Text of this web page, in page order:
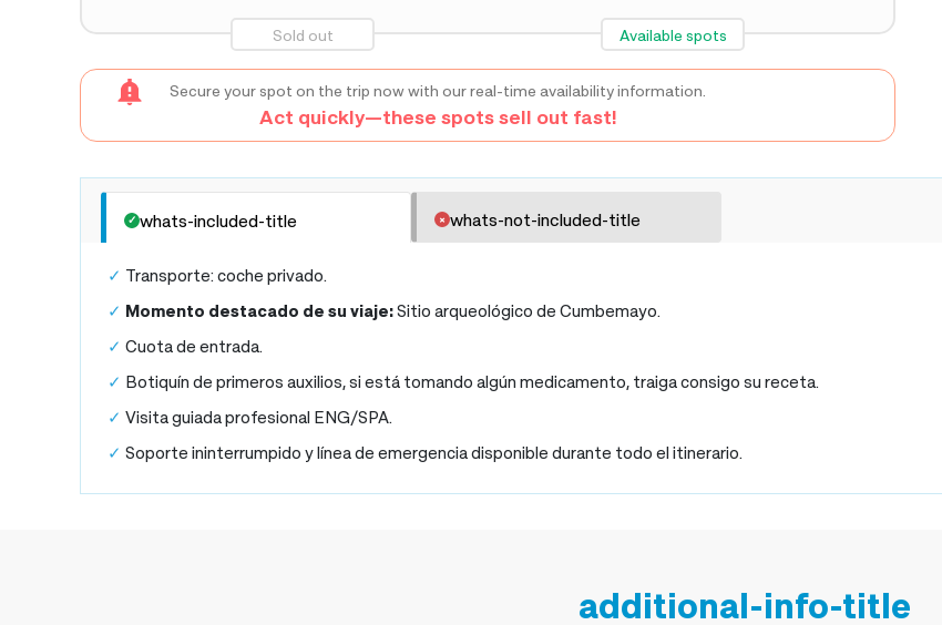
Sold out Available spots
Secure your spot on the trip now with our real-time availability information.
Act quickly—these spots sell out fast!
whats-included-title
whats-included-title whats-not-included-title
Transporte: coche privado.
Momento destacado de su viaje:Sitio arqueológico de Cumbemayo.
Cuota de entrada.
Botiquín de primeros auxilios, si está tomando algún medicamento, traiga consigo su receta.
Visita guiada profesional ENG/SPA.
Soporte ininterrumpido y línea de emergencia disponible durante todo el itinerario.
additional-info-title